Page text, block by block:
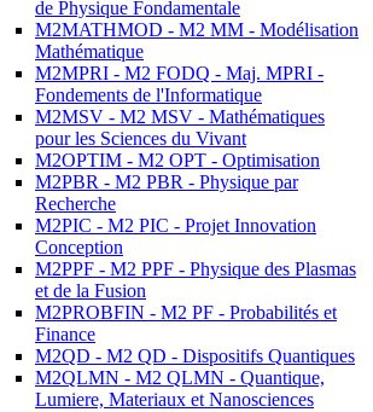
de Physique Fondamentale
M2MATHMOD - M2 MM - Modélisation
Mathématique
M2MPRI - M2 FODQ - Maj. MPRI -
Fondements de l'Informatique
M2MSV - M2 MSV - Mathématiques
pour les Sciences du Vivant
M2OPTIM - M2 OPT - Optimisation
M2PBR - M2 PBR - Physique par
Recherche
M2PIC - M2 PIC - Projet Innovation
Conception
M2PPF - M2 PPF - Physique des Plasmas
et de la Fusion
M2PROBFIN - M2 PF - Probabilités et
Finance
M2QD - M2 QD - Dispositifs Quantiques
M2QLMN - M2 QLMN - Quantique,
Lumiere, Materiaux et Nanosciences